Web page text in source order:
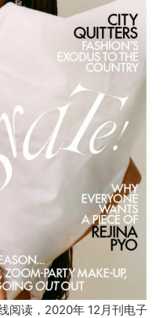
阅读，2020年 12月刊电子